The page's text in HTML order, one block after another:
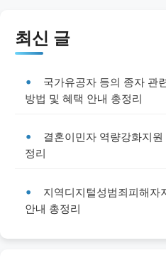
최신 글
국가유공자 등의 종자 관
방법 및 혜택 안내 총정리
결혼이민자 역량강화지
정리
지역디지털성범죄피해자
안내 총정리